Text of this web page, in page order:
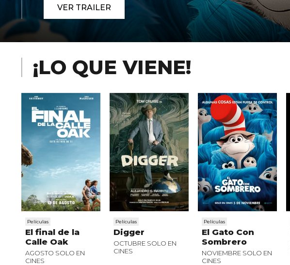
VER TRAILER
¡LO QUE VIENE!
Películas
El final de la
Calle Oak
AGOSTO SOLO EN
CINES
Películas
Digger
OCTUBRE SOLO EN
CINES
Películas
El Gato Con
Sombrero
NOVIEMBRE SOLO EN
CINES